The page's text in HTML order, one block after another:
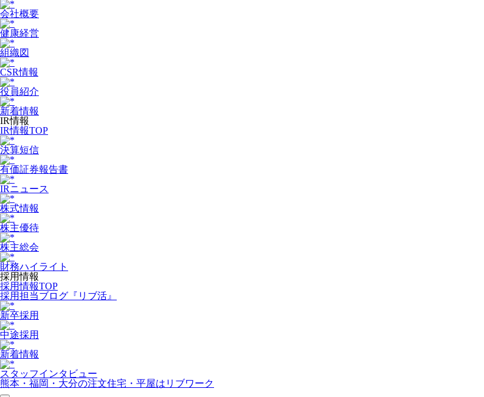
会社概要
健康経営
組織図
CSR情報
役員紹介
新着情報
IR情報
IR情報TOP
決算短信
有価証券報告書
IRニュース
株式情報
株主優待
株主総会
財務ハイライト
採用情報
採用情報TOP
採用担当ブログ『リブ活』
新卒採用
中途採用
新着情報
スタッフインタビュー
熊本・福岡・大分の注文住宅・平屋はリブワーク